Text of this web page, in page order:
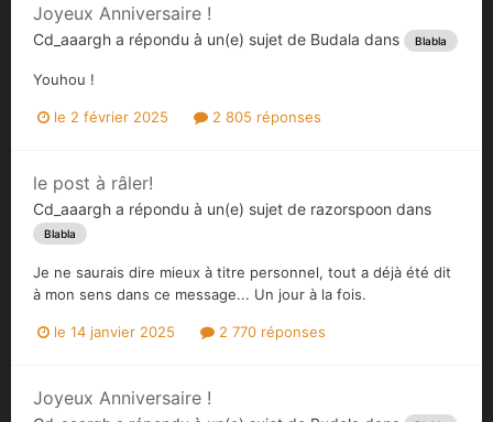
Joyeux Anniversaire !
Cd_aaargh a répondu à un(e) sujet de Budala dans Blabla
Youhou !
le 2 février 2025 2 805 réponses
le post à râler!
Cd_aaargh a répondu à un(e) sujet de razorspoon dans
Blabla
Je ne saurais dire mieux à titre personnel, tout a déjà été dit
à mon sens dans ce message... Un jour à la fois.
le 14 janvier 2025 2 770 réponses
Joyeux Anniversaire !